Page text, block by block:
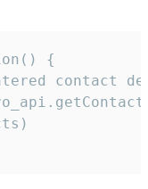
{
contact